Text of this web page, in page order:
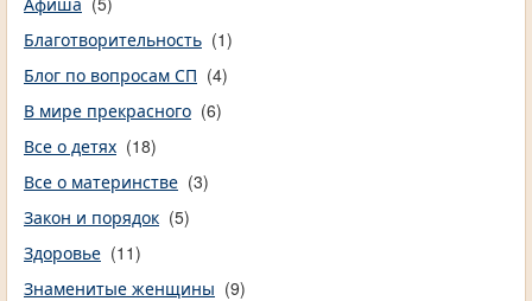
Благотворительность (1)
Блог по вопросам СП (4)
В мире прекрасного (6)
Все о детях (18)
Все о материнстве (3)
Закон и порядок (5)
Здоровье (11)
Знаменитые женщины (9)